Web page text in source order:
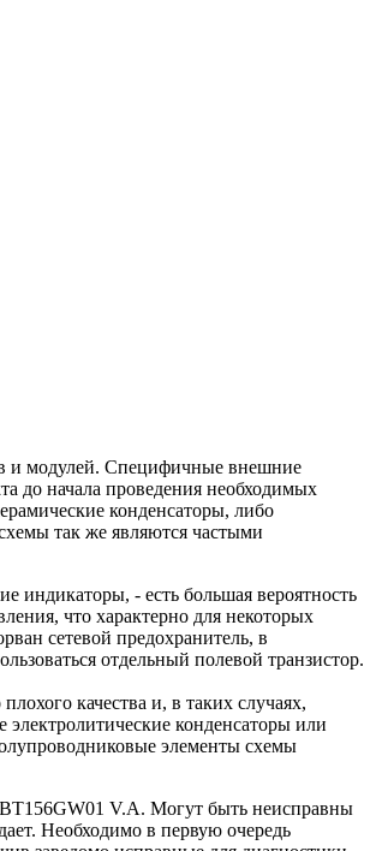
и модулей. Специфичные внешние
до начала проведения необходимых
конденсаторы, либо
так же являются частыми
индикаторы, - есть большая вероятность
что характерно для некоторых
сетевой предохранитель, в
отдельный полевой транзистор.
качества и, в таких случаях,
конденсаторы или
элементы схемы
BT156GW01 V.A. Могут быть неисправны
Необходимо в первую очередь